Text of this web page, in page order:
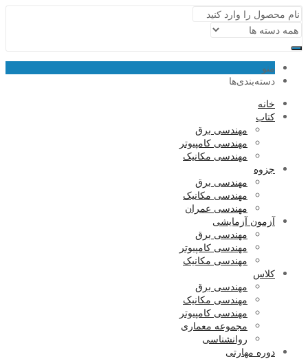
منو
دسته‌بندی‌ها
خانه
کتاب
مهندسی برق
مهندسی کامپیوتر
مهندسی مکانیک
جزوه
مهندسی برق
مهندسی مکانیک
مهندسی عمران
آزمون آزمایشی
مهندسی برق
مهندسی کامپیوتر
مهندسی مکانیک
کلاس
مهندسی برق
مهندسی مکانیک
مهندسی کامپیوتر
مجموعه معماری
روانشناسی
دوره مهارتی